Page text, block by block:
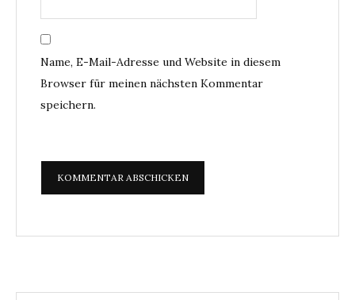
Name, E-Mail-Adresse und Website in diesem
Browser für meinen nächsten Kommentar
speichern.